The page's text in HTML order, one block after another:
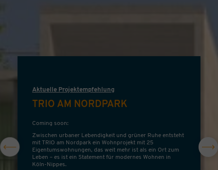
Aktuelle Projektempfehlung
TRIO AM NORDPARK
Coming soon:
Zwischen urbaner Lebendigkeit und grüner Ruhe entsteht
mit TRIO am Nordpark ein Wohnprojekt mit 25
Eigentumswohnungen, das weit mehr ist als ein Ort zum
Leben – es ist ein Statement für modernes Wohnen in
Köln-Nippes.